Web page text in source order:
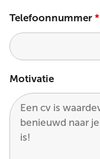
Telefoonnummer*
Motivatie